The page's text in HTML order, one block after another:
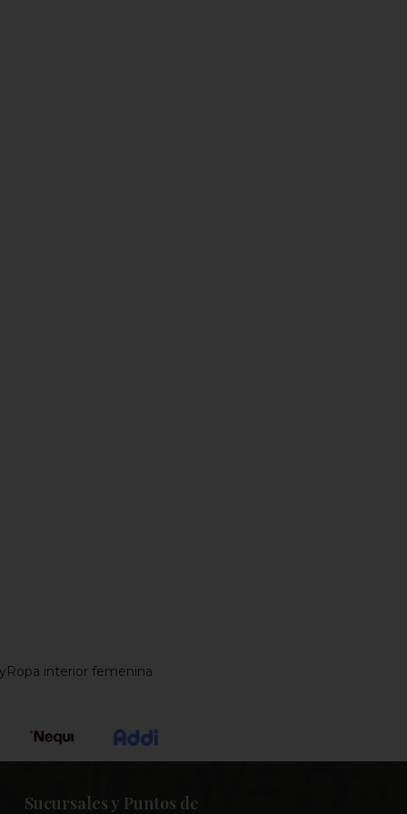
Ropa interior femenina
Sucursales y Puntos de